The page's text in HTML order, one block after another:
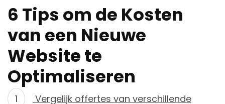
6 Tips om de Kosten
van een Nieuwe
Website te
Optimaliseren
Vergelijk offertes van verschillende